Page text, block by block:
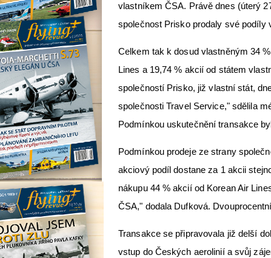
vlastníkem ČSA. Právě dnes (úterý
společnost Prisko prodaly své podíly
Celkem tak k dosud vlastněným 34
Lines a 19,74 % akcií od státem
společností Prisko, již vlastní stát,
společnosti Travel Service," sdělila
Podmínkou uskutečnění transakce
Podmínkou prodeje ze strany
akciový podíl dostane za 1 akcii
nákupu 44 % akcií od Korean Air
ČSA," dodala Dufková.
Transakce se připravovala již delší
vstup do Českých aerolinií a svůj